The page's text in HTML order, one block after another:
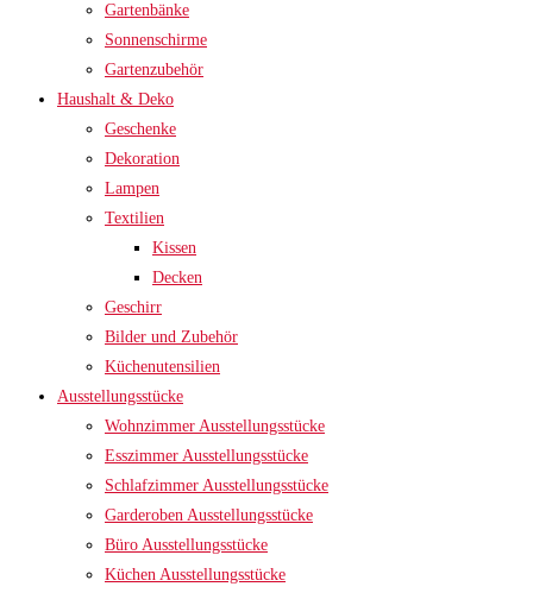
Gartenbänke
Sonnenschirme
Gartenzubehör
Haushalt & Deko
Geschenke
Dekoration
Lampen
Textilien
Kissen
Decken
Geschirr
Bilder und Zubehör
Küchenutensilien
Ausstellungsstücke
Wohnzimmer Ausstellungsstücke
Esszimmer Ausstellungsstücke
Schlafzimmer Ausstellungsstücke
Garderoben Ausstellungsstücke
Büro Ausstellungsstücke
Küchen Ausstellungsstücke